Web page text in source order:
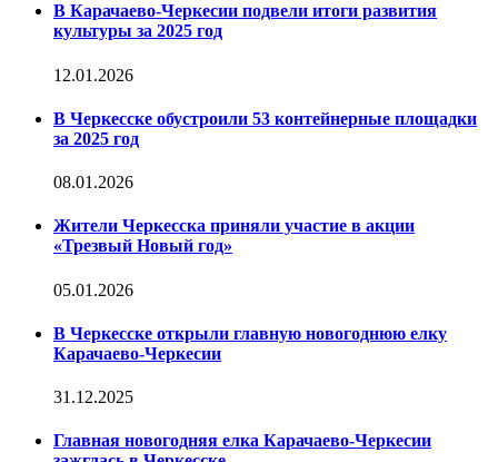
В Карачаево-Черкесии подвели итоги развития
культуры за 2025 год
12.01.2026
В Черкесске обустроили 53 контейнерные площадки
за 2025 год
08.01.2026
Жители Черкесска приняли участие в акции
«Трезвый Новый год»
05.01.2026
В Черкесске открыли главную новогоднюю елку
Карачаево-Черкесии
31.12.2025
Главная новогодняя елка Карачаево-Черкесии